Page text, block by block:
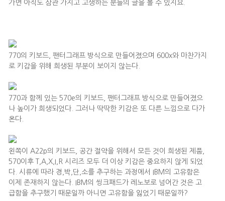
가면 아직도 삼관 가지고 고생하는 분들의 글을 볼 수 있지요.
770의 키보드, 팬터그래프 방식으로 만들어졌으며 600x와 마찬가지
로 키감을 위해 희생된 부분이 보이지 않는다.
770과 함께 있는 570e의 키보드, 팬터그래프 방식으로 만들어졌으
나 높이가 희생되었다. 그러나 딱딱한 키감은 또 다른 느낌으로 다가
온다.
왼쪽이 A22p의 키보드, 공간 절약을 위해서 모든 것이 희생된 제품,
570이후 T,A,X,I,R 시리즈 모두 더 이상 키감은 중요하지 않게 되었
다. 시류에 따라 경,박,단,소를 추구하는 과정에서 IBM의 고유함은
이제 존재하지 않는다. IBM의 씽크패드가 레노보로 넘어간 것은 고
급함을 추구했기 때문일까 아니면 고유함을 잃었기 때문일까?